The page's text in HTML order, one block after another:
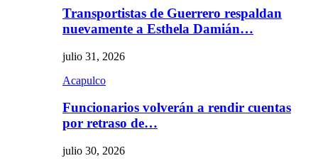
Transportistas de Guerrero respaldan
nuevamente a Esthela Damián…
julio 31, 2026
Acapulco
Funcionarios volverán a rendir cuentas
por retraso de…
julio 30, 2026